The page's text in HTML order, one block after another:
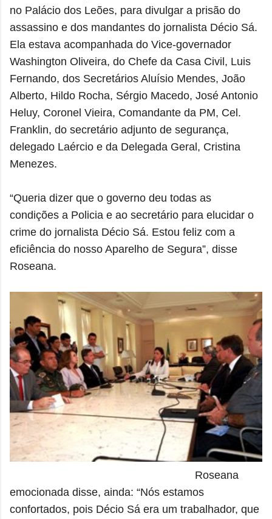
no Palácio dos Leões, para divulgar a prisão do
assassino e dos mandantes do jornalista Décio Sá.
Ela estava acompanhada do Vice-governador
Washington Oliveira, do Chefe da Casa Civil, Luis
Fernando, dos Secretários Aluísio Mendes, João
Alberto, Hildo Rocha, Sérgio Macedo, José Antonio
Heluy, Coronel Vieira, Comandante da PM, Cel.
Franklin, do secretário adjunto de segurança,
delegado Laércio e da Delegada Geral, Cristina
Menezes.
“Queria dizer que o governo deu todas as
condições a Policia e ao secretário para elucidar o
crime do jornalista Décio Sá. Estou feliz com a
eficiência do nosso Aparelho de Segura”, disse
Roseana.
Roseana
emocionada disse, ainda: “Nós estamos
confortados, pois Décio Sá era um trabalhador, que